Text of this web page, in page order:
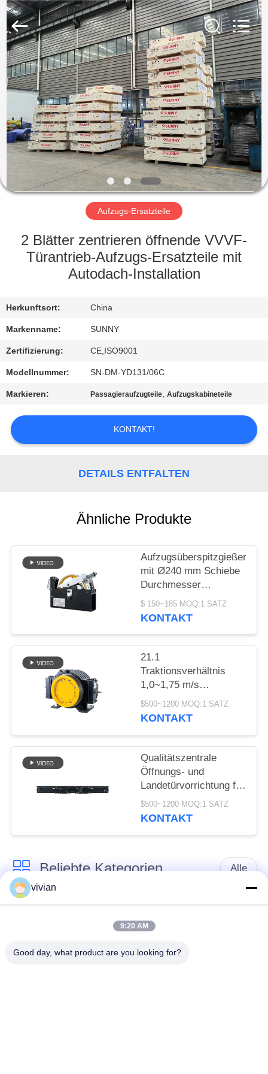
HAUS
PRODUKTE
VIDEOS
ÜBER
UNS
FABRIK-
AUSFLUG
TRETEN
SIE
MIT
UNS
VERBINDUNG
FORDERN
SITEMAP
PRIVACY
POLICY
SUNNY
ELEVATOR
CO.,LTD.
Rights
Reserved.
Aufzugs-Ersatzteile
2 Blätter zentrieren öffnende VVVF-
Türantrieb-Aufzugs-Ersatzteile mit
Autodach-Installation
Herkunftsort: China
Markenname: SUNNY
Zertifizierung: CE,ISO9001
Modellnummer: SN-DM-YD131/06C
Markieren: Passagieraufzugteile,Aufzugskabineteile
KONTAKT!
DETAILS ENTFALTEN
Ähnliche Produkte
Aufzugsüberspitzgießer
mit Ø240 mm Schiebe
Durchmesser
1000~2000N
Seilziehkraft und
$ 150~185 MOQ:1 SATZ
KONTAKT
21.1
Traktionsverhältnis
1,0~1,75 m/s
Geschwindigkeit
Kompaktes Bauwerk
$500~1200 MOQ:1 SATZ
KONTAKT
Qualitätszentrale
Öffnungs- und
Landetürvorrichtung für
Aufzüge mit ≤ AC230V,
≤ DC110V Spannung
$500~1200 MOQ:1 SATZ
KONTAKT
Beliebte Kategorien Alle
Maschinen-Raum
weniger Aufzug
Panoramischer
vivian
9:20 AM
Good day, what product are you looking for?